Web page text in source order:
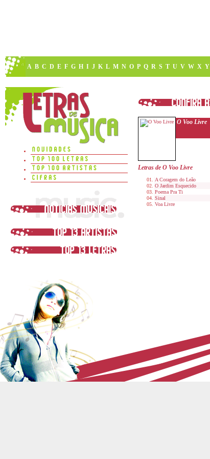
A B C D E F G H I J K L M N O P Q R S T U V W X Y
O Voo Livre
Letras de O Voo Livre
A Coragem do Leão
O Jardim Esquecido
Poema Pra Ti
Sinal
Voa Livre